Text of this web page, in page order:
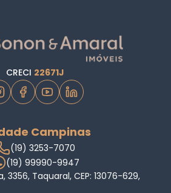
CRECI 22671J
Campinas
(19) 3253-7070
(19) 99990-9947
3356, Taquaral, CEP: 13076-629,